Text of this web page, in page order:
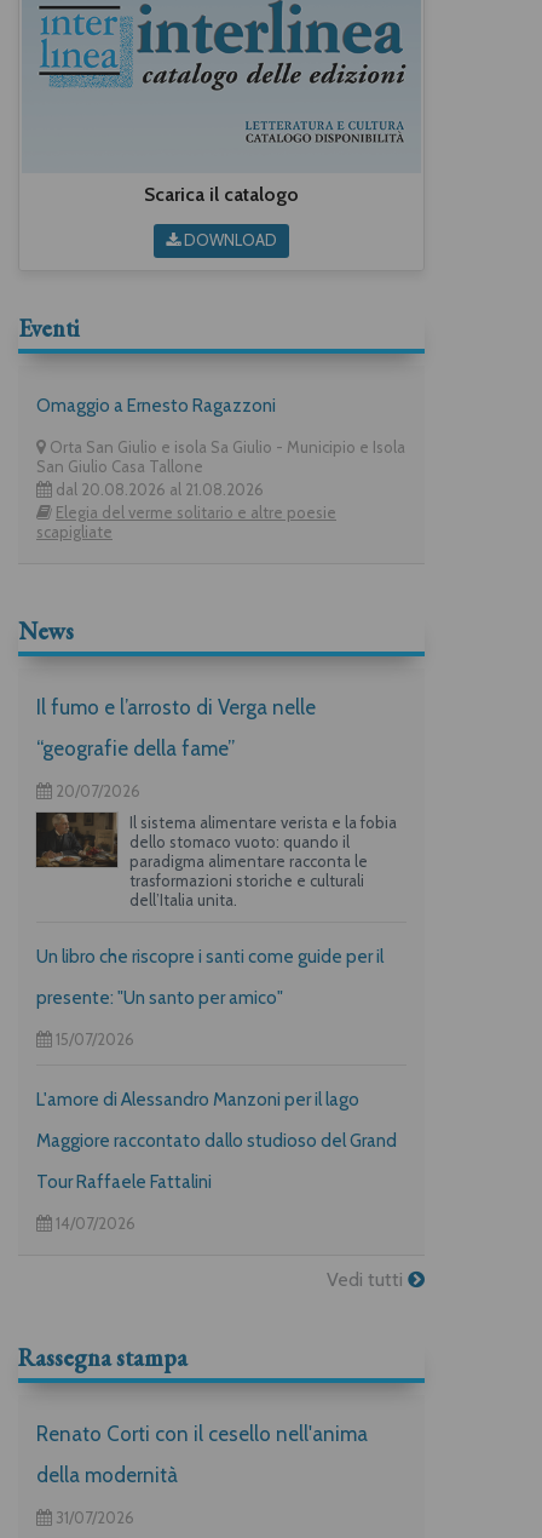
Scarica il catalogo
DOWNLOAD
Eventi
Omaggio a Ernesto Ragazzoni
Orta San Giulio e isola Sa Giulio - Municipio e Isola
San Giulio Casa Tallone
dal 20.08.2026 al 21.08.2026
Elegia del verme solitario e altre poesie
scapigliate
News
Il fumo e l’arrosto di Verga nelle
“geografie della fame”
20/07/2026
Il sistema alimentare verista e la fobia
dello stomaco vuoto: quando il
paradigma alimentare racconta le
trasformazioni storiche e culturali
dell’Italia unita.
Un libro che riscopre i santi come guide per il
presente: "Un santo per amico"
15/07/2026
L'amore di Alessandro Manzoni per il lago
Maggiore raccontato dallo studioso del Grand
Tour Raffaele Fattalini
14/07/2026
Vedi tutti
Rassegna stampa
Renato Corti con il cesello nell'anima
della modernità
31/07/2026